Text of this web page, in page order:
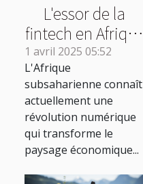
L'essor de la
fintech en Afrique
subsaharienne
opportunités et
défis
1 avril 2025 05:52
L'Afrique
subsaharienne connaît
actuellement une
révolution numérique
qui transforme le
paysage économique...